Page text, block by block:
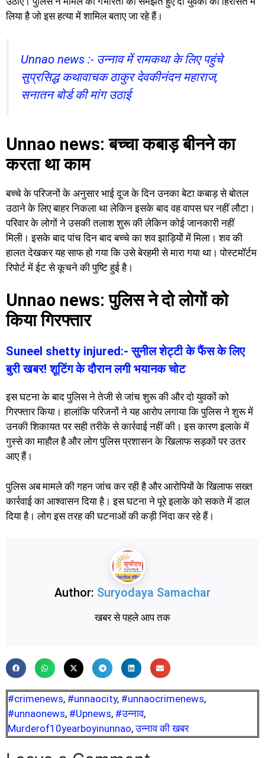
लिया है जो इस हत्या में शामिल बताए जा रहे हैं।
Unnao news :- उन्नाव में रामकथा के लिए पहुंचे
सुप्रसिद्ध कथावाचक ठाकुर देवकीनंदन महाराज,
सनातन बोर्ड की मांग उठाई
Unnao news: बच्चा कबाड़ बीनने का
करता था काम
बच्चे के परिजनों के अनुसार भाई दूज के दिन उनका बेटा कबाड़ से बोतल
उठाने के लिए बाहर निकला था लेकिन इसके बाद वह वापस घर नहीं लौटा।
परिवार के लोगों ने उसकी तलाश शुरू की लेकिन कोई जानकारी नहीं
मिली। इसके बाद पांच दिन बाद बच्चे का शव झाड़ियों में मिला। शव की
हालत देखकर यह साफ हो गया कि उसे बेरहमी से मारा गया था। पोस्टमॉर्टम
रिपोर्ट में ईट से कूचने की पुष्टि हुई है।
Unnao news: पुलिस ने दो लोगों को
किया गिरफ्तार
Suneel shetty injured:- सुनील शेट्टी के फैंस के लिए
बुरी खबर! शूटिंग के दौरान लगी भयानक चोट
इस घटना के बाद पुलिस ने तेजी से जांच शुरू की और दो युवकों को
गिरफ्तार किया। हालांकि परिजनों ने यह आरोप लगाया कि पुलिस ने शुरू में
उनकी शिकायत पर सही तरीके से कार्रवाई नहीं की। इस कारण इलाके में
गुस्से का माहौल है और लोग पुलिस प्रशासन के खिलाफ सड़कों पर उतर
आए हैं।
पुलिस अब मामले की गहन जांच कर रही है और आरोपियों के खिलाफ सख्त
कार्रवाई का आश्वासन दिया है। इस घटना ने पूरे इलाके को सकते में डाल
दिया है। लोग इस तरह की घटनाओं की कड़ी निंदा कर रहे हैं।
Author: Suryodaya Samachar
खबर से पहले आप तक
#crimenews, #unnaocity, #unnaocrimenews,
#unnaonews, #Upnews, #उन्नाव,
Murderof10yearboyinunnao,उन्नाव की खबर